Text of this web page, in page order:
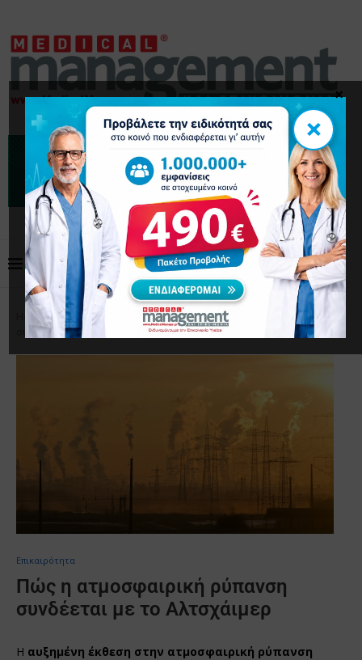
Home Επικαιρότητα
Πώς η ατμοσφαιρική ρύπανση
συνδέεται με το Αλτσχάιμερ
Επικαιρότητα
Πώς η ατμοσφαιρική ρύπανση
συνδέεται με το Αλτσχάιμερ
Η αυξημένη έκθεση στην ατμοσφαιρική ρύπανση
×
×